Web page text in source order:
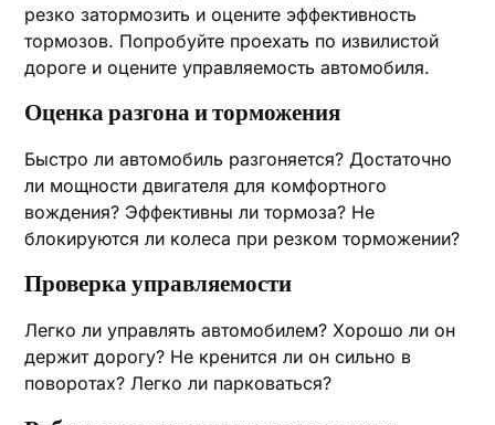
резко затормозить и оцените эффективность
тормозов. Попробуйте проехать по извилистой
дороге и оцените управляемость автомобиля.
Оценка разгона и торможения
Быстро ли автомобиль разгоняется? Достаточно
ли мощности двигателя для комфортного
вождения? Эффективны ли тормоза? Не
блокируются ли колеса при резком торможении?
Проверка управляемости
Легко ли управлять автомобилем? Хорошо ли он
держит дорогу? Не кренится ли он сильно в
поворотах? Легко ли парковаться?